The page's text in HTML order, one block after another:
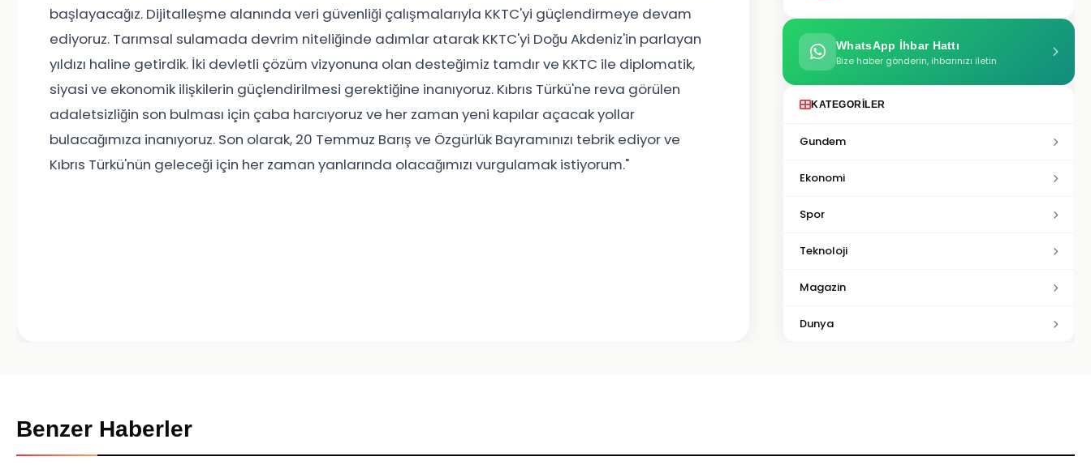
başlayacağız. Dijitalleşme alanında veri güvenliği çalışmalarıyla KKTC'yi güçlendirmeye devam
ediyoruz. Tarımsal sulamada devrim niteliğinde adımlar atarak KKTC'yi Doğu Akdeniz'in parlayan
yıldızı haline getirdik. İki devletli çözüm vizyonuna olan desteğimiz tamdır ve KKTC ile diplomatik,
siyasi ve ekonomik ilişkilerin güçlendirilmesi gerektiğine inanıyoruz. Kıbrıs Türkü'ne reva görülen
adaletsizliğin son bulması için çaba harcıyoruz ve her zaman yeni kapılar açacak yollar
bulacağımıza inanıyoruz. Son olarak, 20 Temmuz Barış ve Özgürlük Bayramınızı tebrik ediyor ve
Kıbrıs Türkü'nün geleceği için her zaman yanlarında olacağımızı vurgulamak istiyorum."
WhatsApp İhbar Hattı
Bize haber gönderin, ihbarınızı iletin
KATEGORILER
Gundem
Ekonomi
Spor
Teknoloji
Magazin
Dunya
Benzer Haberler